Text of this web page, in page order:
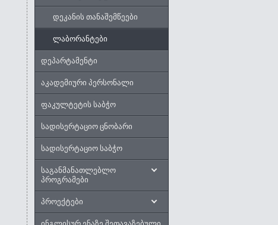
დეკანის თანაშემწეები
ლაბორანტები
დეპარტამენტი
აკადემიური პერსონალი
ფაკულტეტის საბჭო
სადისერტაციო ცნობარი
სადისერტაციო საბჭო
საგანმანათლებლო
პროგრამები
პროექტები